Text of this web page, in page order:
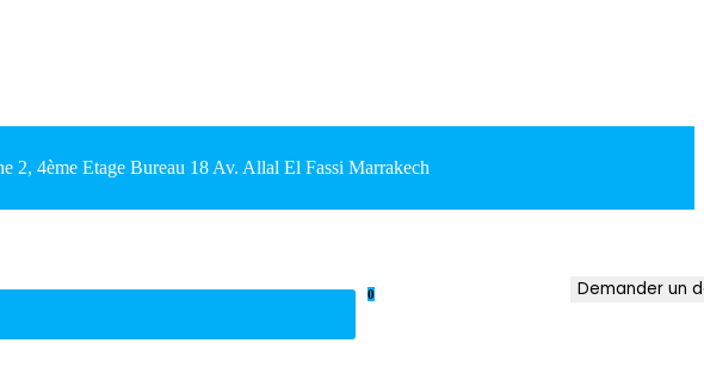
4ème Etage Bureau 18 Av. Allal El Fassi Marrakech
Demander un
0